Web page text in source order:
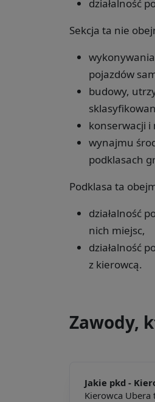
działalność
Sekcja ta nie
pojazdów
budowy,
konserwacji i
wynajmu
podklasach
Podklasa ta
działalność
nich miejsc,
działalność
z kierowcą.
Zawody,
Jakie pkd -
Kierowca